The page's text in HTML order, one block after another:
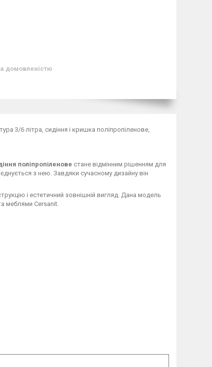
домовленістю
3/6 літра, сидіння і кришка поліпропіленове,
поліпропіленове стане відмінним рішенням для
з нею. Завдяки сучасному дизайну він
і естетичний зовнішній вигляд. Дана модель
меблями Cersanit.